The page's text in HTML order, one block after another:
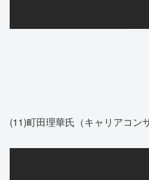
(11)町田理華氏（キャリアコン